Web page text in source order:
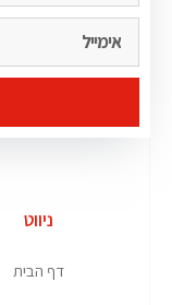
ניווט
דף הבית